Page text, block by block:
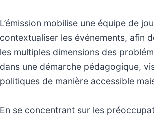
L’émission mobilise une équipe de
contextualiser les événements, afin
les multiples dimensions des
dans une démarche pédagogique,
politiques de manière accessible
En se concentrant sur les